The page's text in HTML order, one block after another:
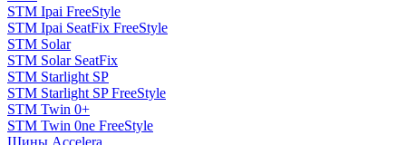
STM Ipai FreeStyle
STM Ipai SeatFix FreeStyle
STM Solar
STM Solar SeatFix
STM Starlight SP
STM Starlight SP FreeStyle
STM Twin 0+
STM Twin 0ne FreeStyle
Шины Accelera